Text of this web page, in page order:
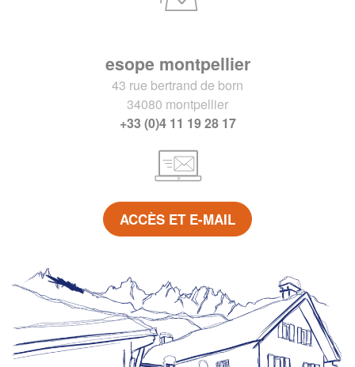
esope montpellier
43 rue bertrand de born
34080 montpellier
+33 (0)4 11 19 28 17
ACCÈS ET E-MAIL